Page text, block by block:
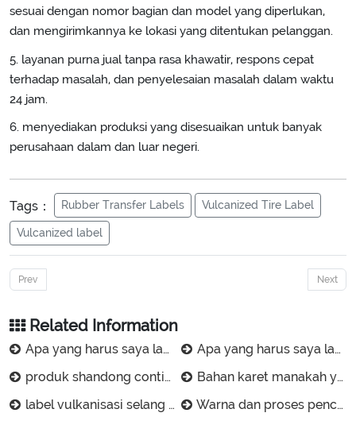
sesuai dengan nomor bagian dan model yang diperlukan,
dan mengirimkannya ke lokasi yang ditentukan pelanggan.
5. layanan purna jual tanpa rasa khawatir, respons cepat
terhadap masalah, dan penyelesaian masalah dalam waktu
24 jam.
6. menyediakan produksi yang disesuaikan untuk banyak
perusahaan dalam dan luar negeri.
Tags： Rubber Transfer Labels Vulcanized Tire Label
Vulcanized label
Prev Next
Related Information
Apa yang harus saya lakukan jika transfer label selang karet tidak bersih?
Apa yang harus saya lakukan jika tidak ada gambar desain untuk label tabung karet khusus?
produk shandong contitech engineering rubber co., ltd.
Bahan karet manakah yang cocok dengan pita pelabelan selang Anda?
label vulkanisasi selang karet-gates hydraulic technology (changzhou) co., ltd.
Warna dan proses pencetakan apa yang tersedia? Bisakah Anda menghasilkan efek multi-warna dan timbul?